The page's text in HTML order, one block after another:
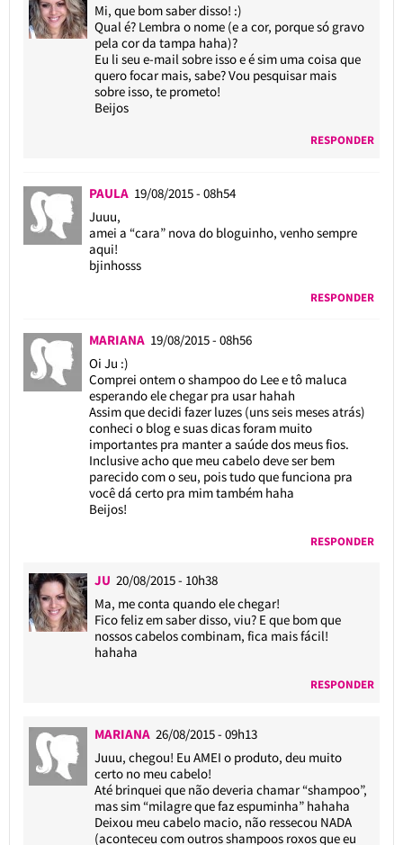
Mi, que bom saber disso! :)
Qual é? Lembra o nome (e a cor, porque só gravo
pela cor da tampa haha)?
Eu li seu e-mail sobre isso e é sim uma coisa que
quero focar mais, sabe? Vou pesquisar mais
sobre isso, te prometo!
Beijos
RESPONDER
PAULA 19/08/2015 - 08h54
Juuu,
amei a “cara” nova do bloguinho, venho sempre
aqui!
bjinhosss
RESPONDER
MARIANA 19/08/2015 - 08h56
Oi Ju :)
Comprei ontem o shampoo do Lee e tô maluca
esperando ele chegar pra usar hahah
Assim que decidi fazer luzes (uns seis meses atrás)
conheci o blog e suas dicas foram muito
importantes pra manter a saúde dos meus fios.
Inclusive acho que meu cabelo deve ser bem
parecido com o seu, pois tudo que funciona pra
você dá certo pra mim também haha
Beijos!
RESPONDER
JU 20/08/2015 - 10h38
Ma, me conta quando ele chegar!
Fico feliz em saber disso, viu? E que bom que
nossos cabelos combinam, fica mais fácil!
hahaha
RESPONDER
MARIANA26/08/2015 - 09h13
Juuu, chegou! Eu AMEI o produto, deu muito
certo no meu cabelo!
Até brinquei que não deveria chamar “shampoo”,
mas sim “milagre que faz espuminha” hahaha
Deixou meu cabelo macio, não ressecou NADA
(aconteceu com outros shampoos roxos que eu